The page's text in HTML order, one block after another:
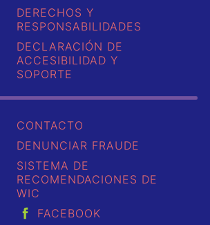
DERECHOS Y
RESPONSABILIDADES
DECLARACIÓN DE
ACCESIBILIDAD Y
SOPORTE
CONTACTO
DENUNCIAR FRAUDE
SISTEMA DE
RECOMENDACIONES DE
WIC
FACEBOOK